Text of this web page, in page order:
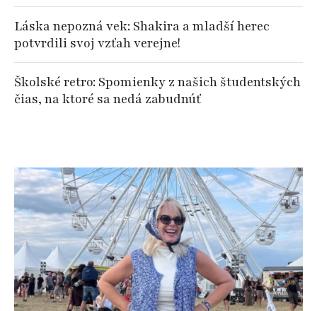
Láska nepozná vek: Shakira a mladší herec
potvrdili svoj vzťah verejne!
Školské retro: Spomienky z našich študentských
čias, na ktoré sa nedá zabudnúť